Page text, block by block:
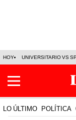
HOY UNIVERSITARIO VS
LO ÚLTIMO POLÍTICA